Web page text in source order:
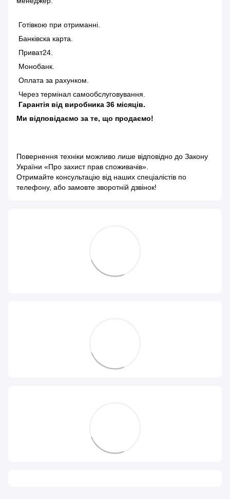
Готівкою при отриманні.
Банківска карта.
Приват24.
Монобанк.
Оплата за рахунком.
Через термінал самообслуговування.
Гарантія від виробника 36 місяців.
Ми відповідаємо за те, що продаємо!
Повернення техніки можливо лише відповідно до Закону
України «Про захист прав споживачів»
Отримайте консультацію від наших спеціалістів по
телефону, або замовте зворотній дзвінок!